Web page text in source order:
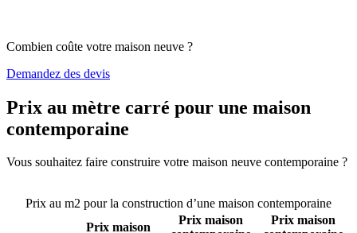
Combien coûte votre maison neuve ?
Demandez des devis
Prix au mètre carré pour une maison
contemporaine
Vous souhaitez faire construire votre maison neuve contemporaine ?
Prix au m2 pour la construction d’une maison contemporaine
Prix maison
Prix maison
Prix maison